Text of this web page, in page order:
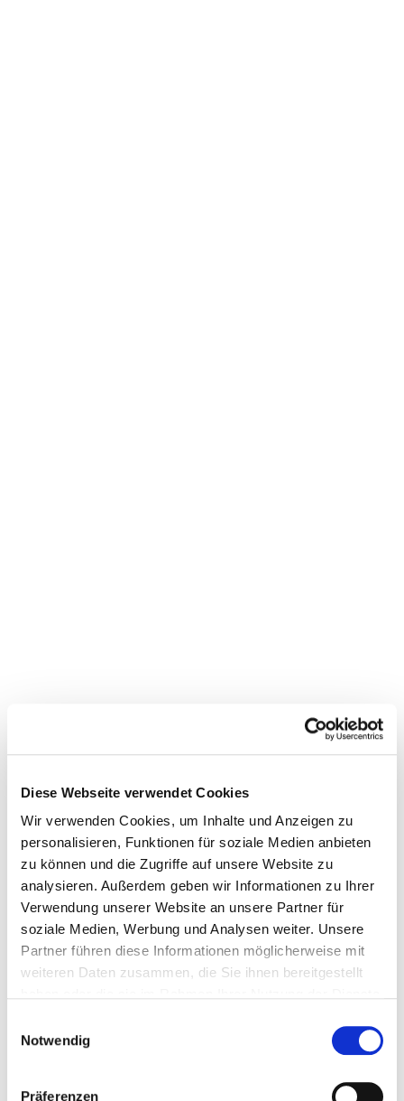
Diese Webseite verwendet Cookies
Wir verwenden Cookies, um Inhalte und Anzeigen zu
personalisieren, Funktionen für soziale Medien anbieten
zu können und die Zugriffe auf unsere Website zu
analysieren. Außerdem geben wir Informationen zu Ihrer
Verwendung unserer Website an unsere Partner für
soziale Medien, Werbung und Analysen weiter. Unsere
Partner führen diese Informationen möglicherweise mit
weiteren Daten zusammen, die Sie ihnen bereitgestellt
Notwendig
Präferenzen